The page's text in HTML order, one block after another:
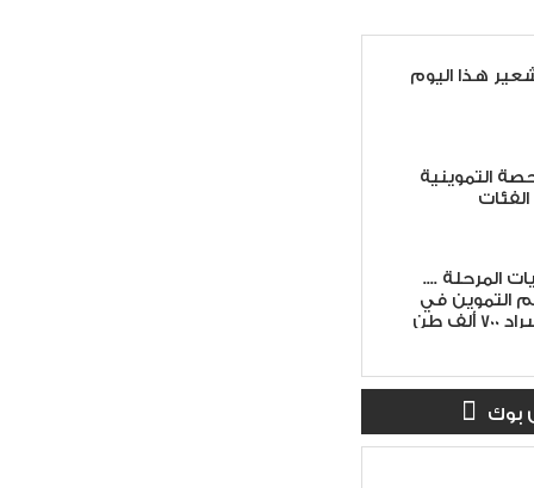
هذا اليوم
التموينية
المرحلة ....
التموين في
سوريا تشمل استيراد 700 ألف طن
بوك